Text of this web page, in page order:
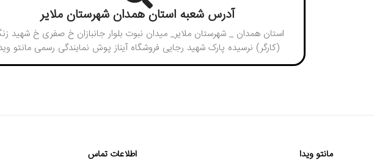
آدرس شعبه استان همدان شهرستان ملایر
استان همدان _ شهرستان ملایر_ میدان نبوت بلوار جانبازان خ صفری خ شهید
(کارگر) نرسیده پارک شهید رجایی فروشگاه آیناز پوش نمایندگی رسمی مانتو
مانتو ویدا اطلاعات تماس